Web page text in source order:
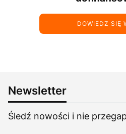
DOWIEDZ SIĘ
Newsletter
Śledź nowości i nie